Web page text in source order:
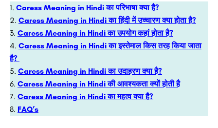
Caress Meaning in Hindi का परिभाषा क्या है?
Caress Meaning in Hindi का हिंदी में उच्चारण क्या होता है?
Caress Meaning in Hindi का उपयोग कहां होता है?
Caress Meaning in Hindi का इस्तेमाल किस तरह किया जाता
है?
Caress Meaning in Hindi का उदाहरण क्या है?
Caress Meaning in Hindi की आवश्यकता क्यों होती है
Caress Meaning in Hindi का महत्व क्या है?
FAQ’s